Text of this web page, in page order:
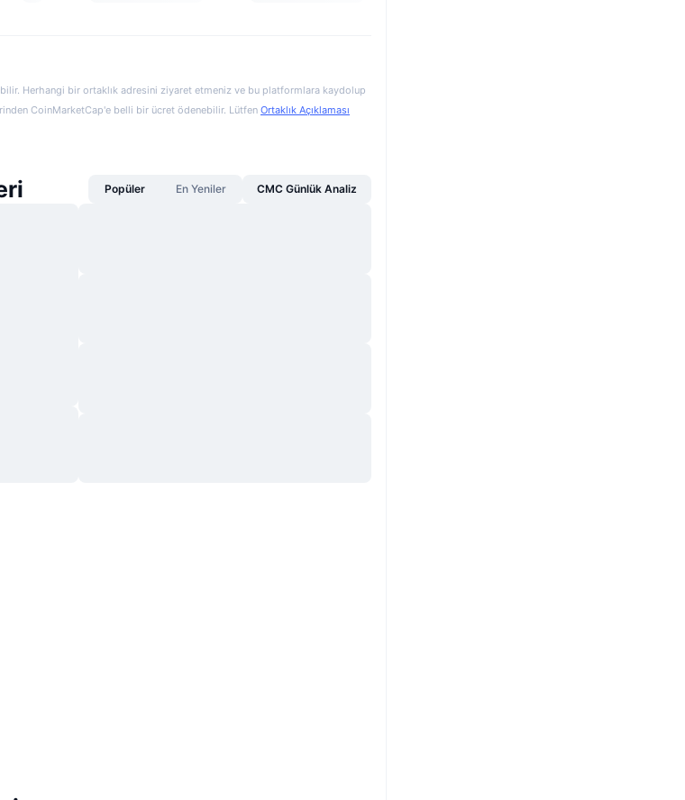
Herhangi bir ortaklık adresini ziyaret etmeniz ve bu platformlara kaydolup
CoinMarketCap'e belli bir ücret ödenebilir. Lütfen Ortaklık Açıklaması
Popüler En Yeniler CMC Günlük Analiz